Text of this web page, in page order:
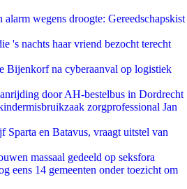
alarm wegens droogte: Gereedschapskist
's nachts haar vriend bezocht terecht
Bijenkorf na cyberaanval op logistiek
door AH-bestelbus in Dordrecht
zorgprofessional Jan
Sparta en Batavus, vraagt uitstel van
massaal gedeeld op seksfora
eens 14 gemeenten onder toezicht om